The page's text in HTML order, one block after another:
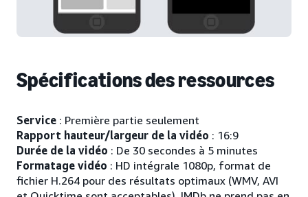
Spécifications des ressources
Service : Première partie seulement
Rapport hauteur/largeur de la vidéo : 16:9
Durée de la vidéo : De 30 secondes à 5 minutes
Formatage vidéo : HD intégrale 1080p, format de
fichier H.264 pour des résultats optimaux (WMV, AVI